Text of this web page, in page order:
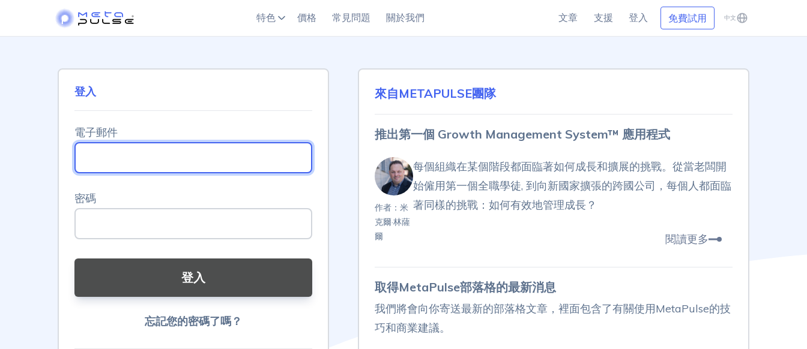
特色 價格 常見問題 關於我們 文章 支援 登入 免費試用 中文
登入
電子郵件
密碼
忘記您的密碼了嗎？
來自METAPULSE團隊
推出第一個 Growth Management System™ 應用程式
作者：米
克爾·林薩
爾
每個組織在某個階段都面臨著如何成長和擴展的挑戰。從當老闆開
始僱用第一個全職學徒, 到向新國家擴張的跨國公司，每個人都面臨
著同樣的挑戰：如何有效地管理成長？
閱讀更多
取得MetaPulse部落格的最新消息
我們將會向你寄送最新的部落格文章，裡面包含了有關使用MetaPulse的技
巧和商業建議。